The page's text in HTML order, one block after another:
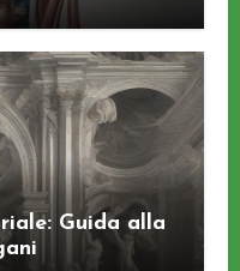
Guida alla